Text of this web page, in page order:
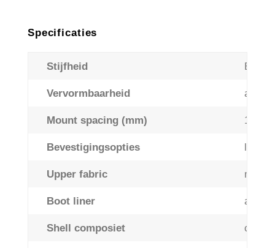
Specificaties
Stijfheid
Vervormbaarheid
Mount spacing (mm) 195
Bevestigingsopties
Upper fabric
Boot liner
Shell composiet